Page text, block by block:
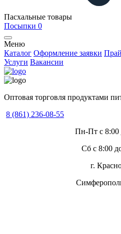
Пасхальные товары
Посыпки 0
Меню
Каталог Оформление заявки
Услуги Вакансии
Оптовая торговля продуктами
8 (861) 236-08-55
Пн-Пт с 8:00
Сб с 8:00
г.